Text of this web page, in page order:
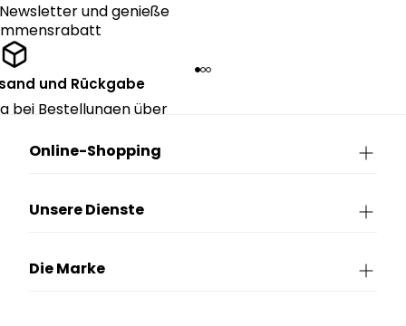
und genieße
und Rückgabe
bei Bestellungen über
Online-Shopping
Unsere Dienste
Die Marke